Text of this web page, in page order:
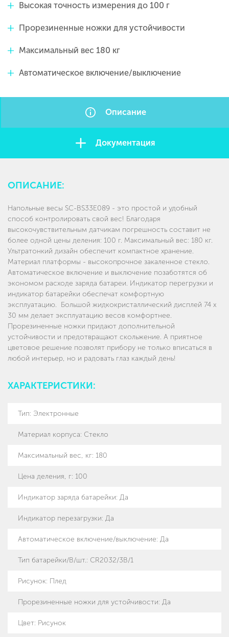
Высокая точность измерения до 100 г
Прорезиненные ножки для устойчивости
Максимальный вес 180 кг
Автоматическое включение/выключение
Описание
Документация
ОПИСАНИЕ:
Напольные весы SC-BS33E089 - это простой и удобный
способ контролировать свой вес! Благодаря
высокочувствительным датчикам погрешность составит не
более одной цены деления: 100 г. Максимальный вес: 180 кг.
Ультратонкий дизайн обеспечит компактное хранение.
Материал платформы - высокопрочное закаленное стекло.
Автоматическое включение и выключение позаботятся об
экономом расходе заряда батареи. Индикатор перегрузки и
индикатор батарейки обеспечат комфортную
эксплуатацию. Большой жидкокристаллический дисплей 74 x
30 мм делает эксплуатацию весов комфортнее.
Прорезиненные ножки придают дополнительной
устойчивости и предотвращают скольжение. А приятное
цветовое решение позволят прибору не только вписаться в
любой интерьер, но и радовать глаз каждый день!
ХАРАКТЕРИСТИКИ:
Тип: Электронные
Материал корпуса: Стекло
Максимальный вес, кг: 180
Цена деления, г: 100
Индикатор заряда батарейки: Да
Индикатор перезагрузки: Да
Автоматическое включение/выключение: Да
Тип батарейки/B/шт.: CR2032/3B/1
Рисунок: Плед
Прорезиненные ножки для устойчивости: Да
Цвет: Рисунок